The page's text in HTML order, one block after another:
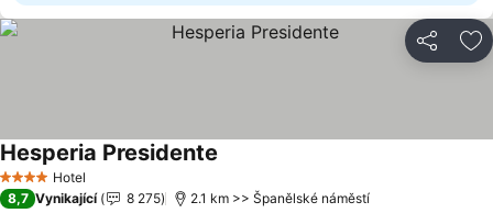
Sdílet
4 Počet hvězdiček
Hotel
Hesperia Presidente
8,7 Vynikající 8 275 2.1 km >> Španělské náměstí